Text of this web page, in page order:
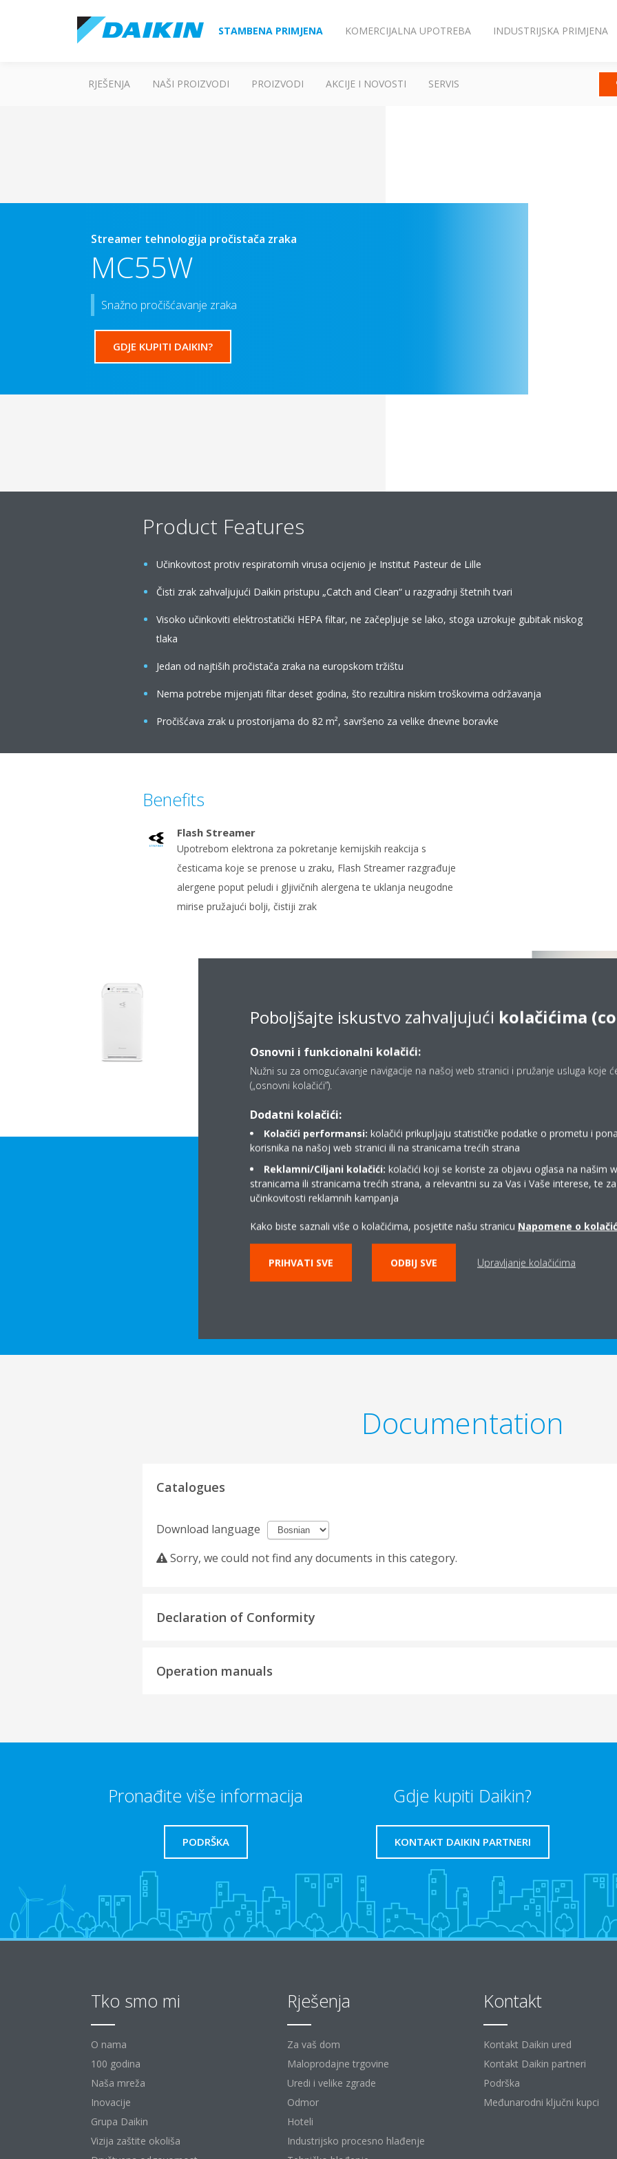
STAMBENA PRIMJENA KOMERCIJALNA UPOTREBA INDUSTRIJSKA PRIMJENA
RJEŠENJA NAŠI PROIZVODI PROIZVODI AKCIJE I NOVOSTI SERVIS
Streamer tehnologija pročistača zraka
MC55W
Snažno pročišćavanje zraka
GDJE KUPITI DAIKIN?
Product Features
Učinkovitost protiv respiratornih virusa ocijenio je Institut Pasteur de Lille
Čisti zrak zahvaljujući Daikin pristupu „Catch and Clean“ u razgradnji štetnih tvari
Visoko učinkoviti elektrostatički HEPA filtar, ne začepljuje se lako, stoga uzrokuje gubitak niskog
tlaka
Jedan od najtiših pročistača zraka na europskom tržištu
Nema potrebe mijenjati filtar deset godina, što rezultira niskim troškovima održavanja
Pročišćava zrak u prostorijama do 82 m², savršeno za velike dnevne boravke
Benefits
Flash Streamer
Upotrebom elektrona za pokretanje kemijskih reakcija s
česticama koje se prenose u zraku, Flash Streamer razgrađuje
alergene poput peludi i gljivičnih alergena te uklanja neugodne
mirise pružajući bolji, čistiji zrak
Technical details
Documentation
Catalogues
Download language
Sorry, we could not find any documents in this category.
Declaration of Conformity
Operation manuals
Pronađite više informacija
PODRŠKA
Gdje kupiti Daikin?
KONTAKT DAIKIN PARTNERI
Tko smo mi
O nama
100 godina
Naša mreža
Inovacije
Grupa Daikin
Vizija zaštite okoliša
Rješenja
Za vaš dom
Maloprodajne trgovine
Uredi i velike zgrade
Odmor
Hoteli
Industrijsko procesno hlađenje
Kontakt
Kontakt Daikin ured
Kontakt Daikin partneri
Podrška
Međunarodni ključni kupci
Poboljšajte iskustvo zahvaljujući kolačićima
Osnovni i funkcionalni kolačići:
Nužni su za omogućavanje navigacije na našoj web stranici i pružanje usluga koje
(„osnovni kolačići”).
Dodatni kolačići:
Kolačići performansi: kolačići prikupljaju statističke podatke o prometu i
korisnika na našoj web stranici ili na stranicama trećih strana
Reklamni/Ciljani kolačići: kolačići koji se koriste za objavu oglasa na našim
stranicama ili stranicama trećih strana, a relevantni su za Vas i Vaše interese, te
učinkovitosti reklamnih kampanja
Kako biste saznali više o kolačićima, posjetite našu stranicu Napomene o
PRIHVATI SVE ODBIJ SVE Upravljanje kolačićima